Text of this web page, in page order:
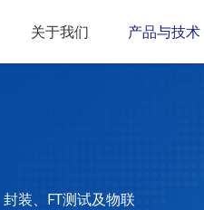
关于我们 产品与技术
装、FT测试及物联